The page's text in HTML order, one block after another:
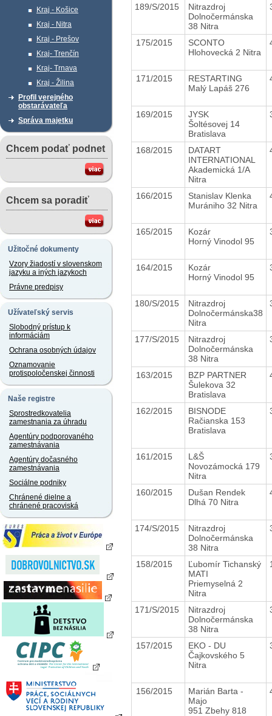
Kraj - Košice
Kraj - Nitra
Kraj - Prešov
Kraj- Trenčín
Kraj- Trnava
Kraj - Žilina
Profil verejného
obstarávateľa
Správa majetku
Chcem podať podnet
Chcem sa poradiť
Užitočné dokumenty
Vzory žiadostí v slovenskom
jazyku a iných jazykoch
Právne predpisy
Užívateľský servis
Slobodný prístup k
informáciám
Ochrana osobných údajov
Oznamovanie
protispoločenskej činnosti
Naše registre
Sprostredkovatelia
zamestnania za úhradu
Agentúry podporovaného
zamestnávania
Agentúry dočasného
zamestnávania
Sociálne podniky
Chránené dielne a
chránené pracoviská
189/S/2015
Nitrazdroj
Dolnočermánska
38 Nitra
175/2015
SCONTO
Hlohovecká 2 Nitra
171/2015
RESTARTING
Malý Lapáš 276
169/2015
JYSK
Šoltésovej 14
Bratislava
168/2015
DATART
INTERNATIONAL
Akademická 1/A
Nitra
166/2015
Stanislav Klenka
Murániho 32 Nitra
165/2015
Kozár
Horný Vinodol 95
164/2015
Kozár
Horný Vinodol 95
180/S/2015
Nitrazdroj
Dolnočermánska38
Nitra
177/S/2015
Nitrazdroj
Dolnočermánska
38 Nitra
163/2015
BZP PARTNER
Šulekova 32
Bratislava
162/2015
BISNODE
Račianska 153
Bratislava
161/2015
L&Š
Novozámocká 179
Nitra
160/2015
Dušan Rendek
Dlhá 70 Nitra
174/S/2015
Nitrazdroj
Dolnočermánska
38 Nitra
158/2015
Ľubomír Tichanský
MATI
Priemyselná 2
Nitra
171/S/2015
Nitrazdroj
Dolnočermánska
38 Nitra
157/2015
EKO - DU
Čajkovského 5
Nitra
156/2015
Marián Barta -
Majo
951 Zbehy 818